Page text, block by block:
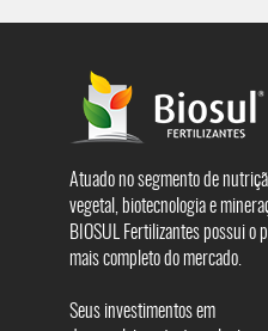
Atuado no segmento de
vegetal, biotecnologia e
BIOSUL Fertilizantes possui o
mais completo do mercado.
Seus investimentos em